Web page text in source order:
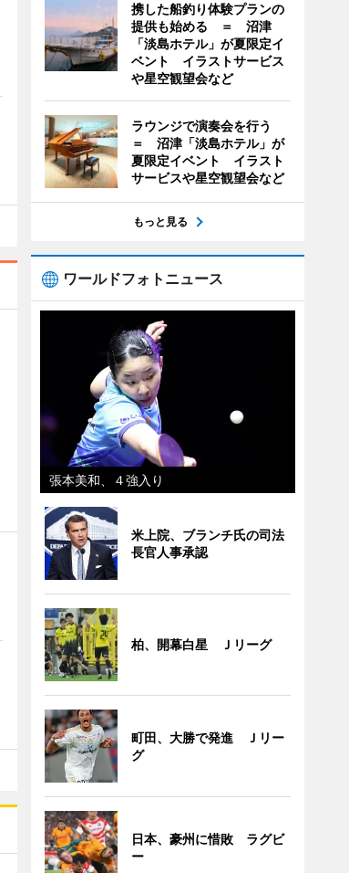
携した船釣り体験プランの
提供も始める ＝ 沼津
「淡島ホテル」が夏限定イ
ベント イラストサービス
や星空観望会など
ラウンジで演奏会を行う
＝ 沼津「淡島ホテル」が
夏限定イベント イラスト
サービスや星空観望会など
もっと見る
ワールドフォトニュース
張本美和、４強入り
米上院、ブランチ氏の司法
長官人事承認
柏、開幕白星 Ｊリーグ
町田、大勝で発進 Ｊリー
グ
日本、豪州に惜敗 ラグビ
ー